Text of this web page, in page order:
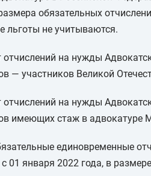
обязательных
льготы не учитываются.
отчислений на нужды
— участников Великой
отчислений на нужды
имеющих стаж в адвокатуре
единовременные
01 января 2022 года, в